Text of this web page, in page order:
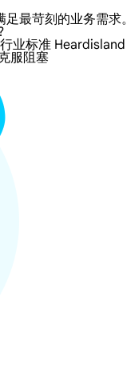
最苛刻的业务需
业标准
服阻塞